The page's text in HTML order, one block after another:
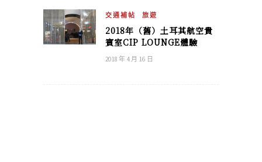
交通補帖 旅遊
2018年（舊）土耳其航空貴
賓室CIP LOUNGE體驗
2018 年 4 月 16 日